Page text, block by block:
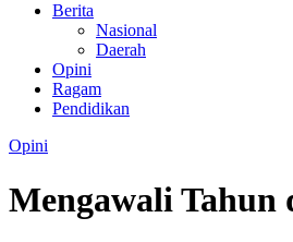
Berita
Nasional
Daerah
Opini
Ragam
Pendidikan
Opini
Mengawali